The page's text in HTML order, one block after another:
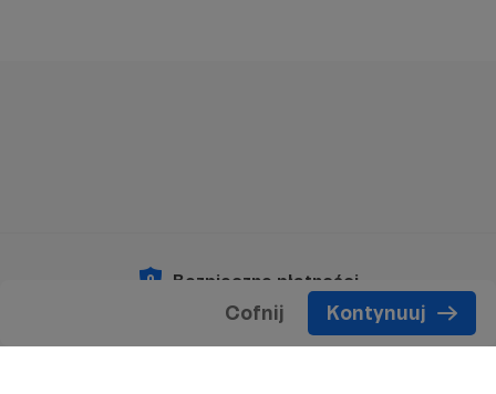
Cofnij Kontynuuj
Bezpieczne płatności